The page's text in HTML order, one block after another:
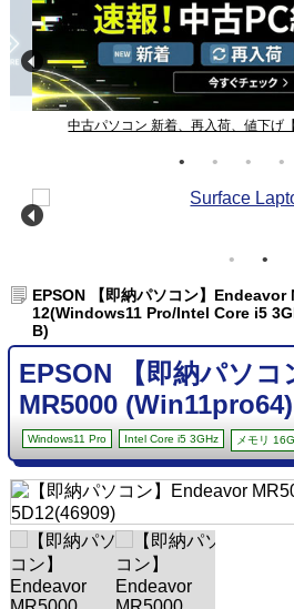
中古パソコン 新着、再入荷、値下げ
EPSON 【即納パソコン】
12(Windows11 Pro/Intel Core i5
B)
EPSON 【即納パソ
MR5000
Windows11 Pro Intel Core i5 3GHz メモリ